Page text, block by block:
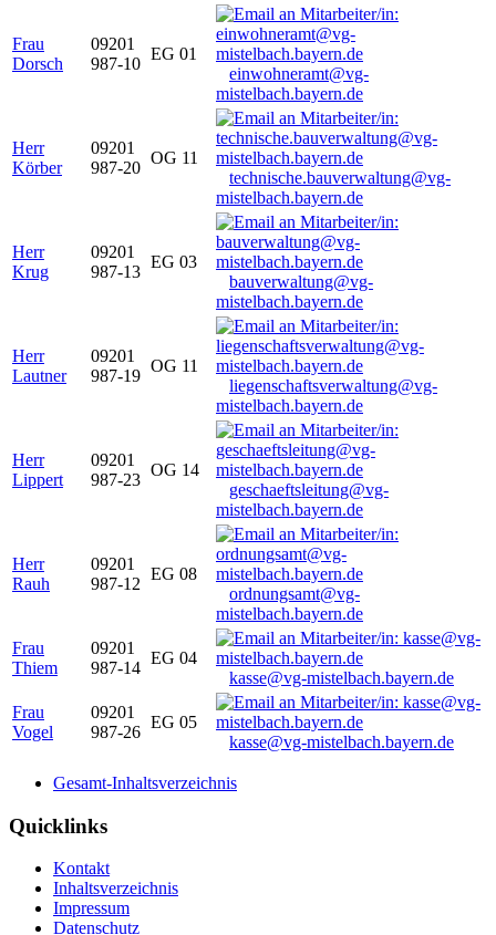
Frau
Dorsch
09201
987-10
EG 01
einwohneramt@vg-
mistelbach.bayern.de
Herr
Körber
09201
987-20
OG 11
technische.bauverwaltung@vg-
mistelbach.bayern.de
Herr
Krug
09201
987-13
EG 03
bauverwaltung@vg-
mistelbach.bayern.de
Herr
Lautner
09201
987-19
OG 11
liegenschaftsverwaltung@vg-
mistelbach.bayern.de
Herr
Lippert
09201
987-23
OG 14
geschaeftsleitung@vg-
mistelbach.bayern.de
Herr
Rauh
09201
987-12
EG 08
ordnungsamt@vg-
mistelbach.bayern.de
Frau
Thiem
09201
987-14
EG 04
kasse@vg-mistelbach.bayern.de
Frau
Vogel
09201
987-26
EG 05
kasse@vg-mistelbach.bayern.de
Gesamt-Inhaltsverzeichnis
Quicklinks
Kontakt
Inhaltsverzeichnis
Impressum
Datenschutz